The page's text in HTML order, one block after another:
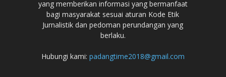
yang memberikan informasi yang bermanfaat
bagi masyarakat sesuai aturan Kode Etik
Jurnalistik dan pedoman perundangan yang
berlaku.
Hubungi kami: padangtime2018@gmail.com